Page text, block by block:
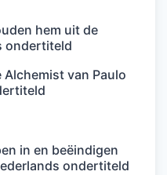
hem uit de
ondertiteld
Alchemist van Paulo
in en beëindigen
ondertiteld